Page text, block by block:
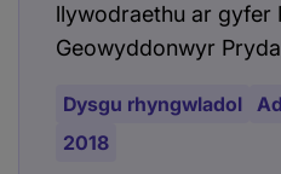
llywodraethu ar gyfer
Geowyddonwyr
Dysgu rhyngwladol
2018